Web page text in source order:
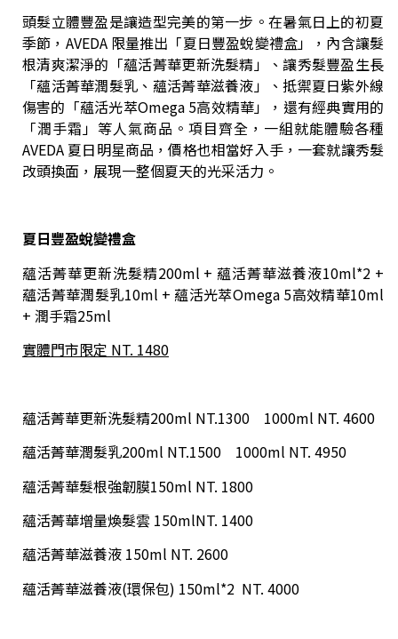
頭髮立體豐盈是讓造型完美的第一步。在暑氣日上的初夏
季節，AVEDA 限量推出「夏日豐盈蛻變禮盒」，內含讓髮
根清爽潔淨的「蘊活菁華更新洗髮精」、讓秀髮豐盈生長
「蘊活菁華潤髮乳、蘊活菁華滋養液」、抵禦夏日紫外線
傷害的「蘊活光萃Omega 5高效精華」，還有經典實用的
「潤手霜」等人氣商品。項目齊全，一組就能體驗各種
AVEDA 夏日明星商品，價格也相當好入手，一套就讓秀髮
改頭換面，展現一整個夏天的光采活力。
夏日豐盈蛻變禮盒
蘊活菁華更新洗髮精200ml + 蘊活菁華滋養液10ml*2 +
蘊活菁華潤髮乳10ml + 蘊活光萃Omega 5高效精華10ml
+ 潤手霜25ml
實體門市限定 NT. 1480
蘊活菁華更新洗髮精200ml NT.1300 1000ml NT. 4600
蘊活菁華潤髮乳200ml NT.1500 1000ml NT. 4950
蘊活菁華髮根強韌膜150ml NT. 1800
蘊活菁華增量煥髮雲 150mlNT. 1400
蘊活菁華滋養液 150ml NT. 2600
蘊活菁華滋養液(環保包) 150ml*2 NT. 4000